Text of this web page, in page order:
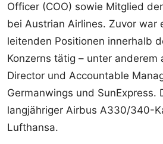
Officer (COO) sowie Mitglied
bei Austrian Airlines. Zuvor war
leitenden Positionen innerhalb
Konzerns tätig – unter anderem
Director und Accountable
Germanwings und SunExpress.
langjähriger Airbus A330/340-
Lufthansa.